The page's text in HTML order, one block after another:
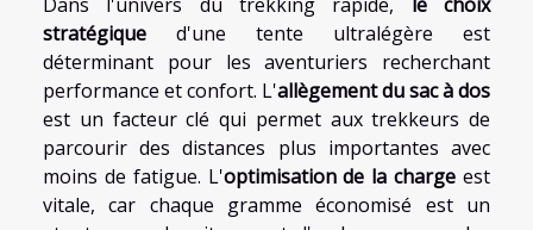
stratégique d'une tente ultralégère est
déterminant pour les aventuriers recherchant
performance et confort. L'allègement du sac à dos
est un facteur clé qui permet aux trekkeurs de
parcourir des distances plus importantes avec
moins de fatigue. L'optimisation de la charge est
vitale, car chaque gramme économisé est un